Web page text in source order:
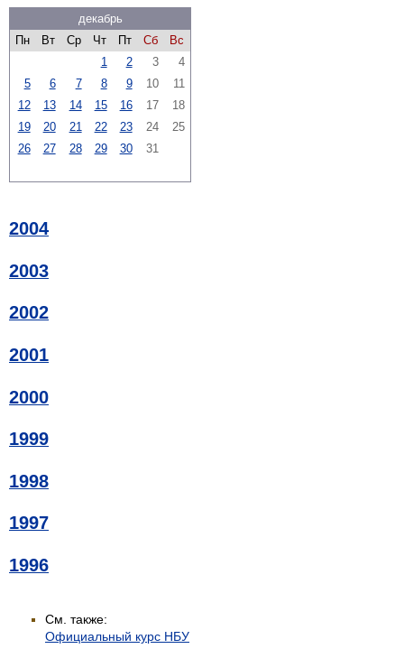
декабрь
Пн
Вт Ср Чт Пт Сб
Вс
1
2 3
4
5
6 7 8 9 10
11
12
13 14 15 16 17
18
19
20 21 22 23 24
25
26
27 28 29 30 31
2004
2003
2002
2001
2000
1999
1998
1997
1996
См. также:
Официальный курс НБУ